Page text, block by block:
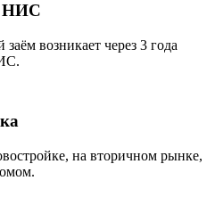
НИС
возникает через 3 года
на вторичном рынке,